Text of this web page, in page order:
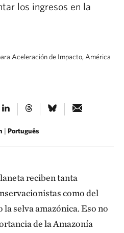
los ingresos en la
Aceleración de Impacto, América
| Português
reciben tanta
como del
selva amazónica. Eso no
de la Amazonía